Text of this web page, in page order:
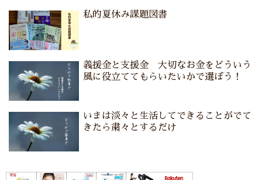
私的夏休み課題図書
義援金と支援金 大切なお金をどういう
風に役立ててもらいたいかで選ぼう！
いまは淡々と生活してできることがでて
きたら粛々とするだけ